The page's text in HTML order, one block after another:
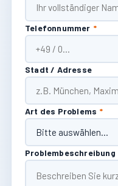
Telefonnummer *
Stadt / Adresse
Art des Problems *
Problembeschreibung